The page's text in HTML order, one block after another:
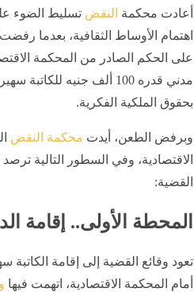
أعادت محكمة النقض تسليط الضوء
اهتمام الأوساط الثقافية، بعدما
على الحكم الصادر من المحكمة
مدني قدره 100 ألف جنيه
بحقوق الملكية الفكرية.
وبرفض الطعن، أيدت محكمة النقض
الاقتصادية، وفي السطور التالية
القضية:
المحطة الأولى.. إقامة
تعود وقائع القضية إلى إقامة
أمام المحكمة الاقتصادية، اتهمت فيها